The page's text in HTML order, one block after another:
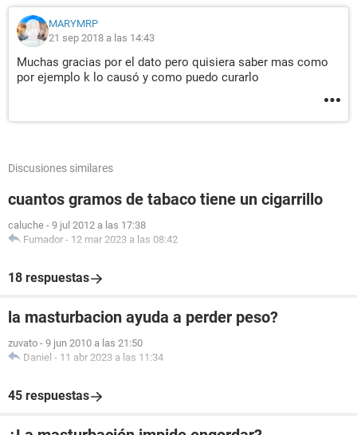
MARYMRP
21 sep 2018 a las 14:43
Muchas gracias por el dato pero quisiera saber mas como
por ejemplo k lo causó y como puedo curarlo
Discusiones similares
cuantos gramos de tabaco tiene un cigarrillo
caluche - 9 jul 2012 a las 17:38
Fumador - 12 mar 2023 a las 08:42
18 respuestas
la masturbacion ayuda a perder peso?
zuvato - 9 jun 2010 a las 21:50
Daniel - 11 abr 2023 a las 11:34
45 respuestas